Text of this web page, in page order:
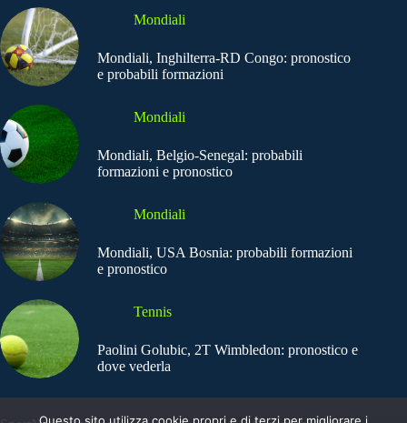
Mondiali
Mondiali, Inghilterra-RD Congo: pronostico
e probabili formazioni
Mondiali
Mondiali, Belgio-Senegal: probabili
formazioni e pronostico
Mondiali
Mondiali, USA Bosnia: probabili formazioni
e pronostico
Tennis
Paolini Golubic, 2T Wimbledon: pronostico e
dove vederla